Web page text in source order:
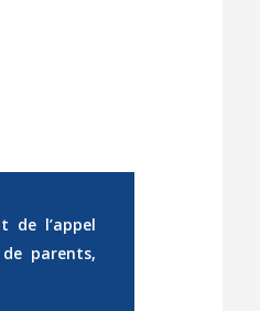
de l’appel
parents,